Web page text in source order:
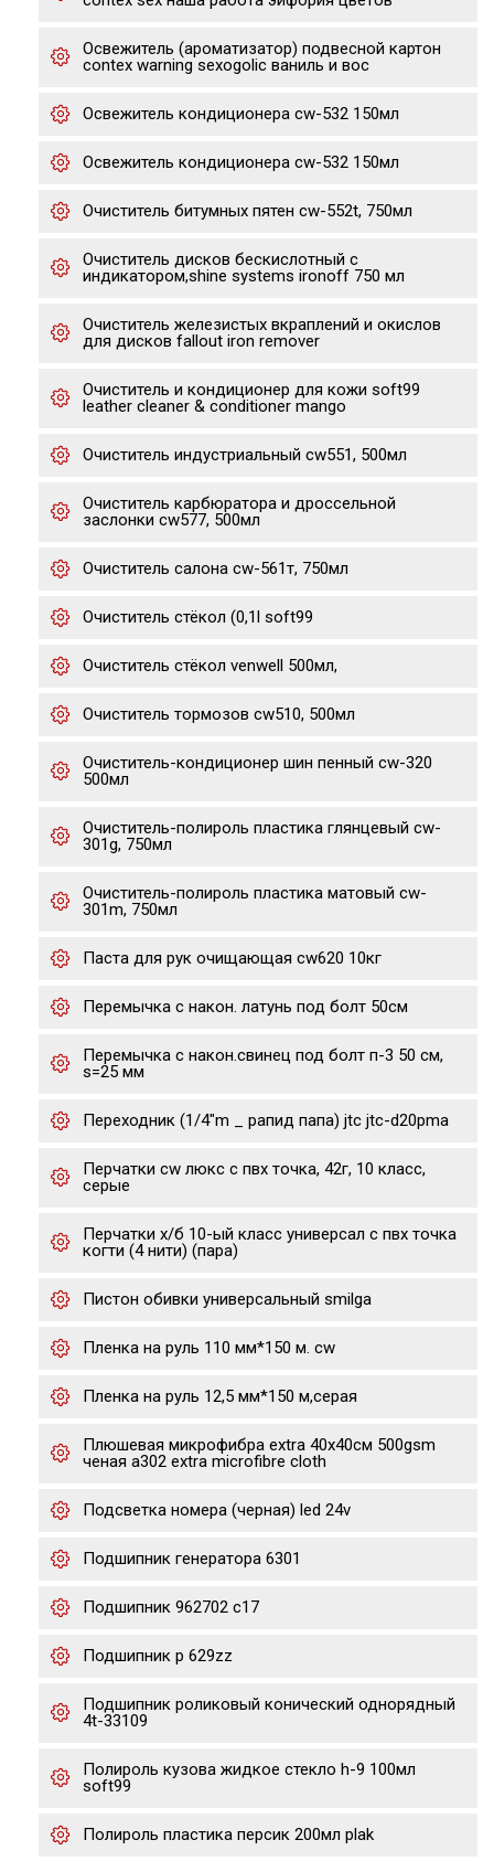
Освежитель (ароматизатор) подвесной картон
contex warning sexogolic ваниль и вос
Освежитель кондиционера cw-532 150мл
Освежитель кондиционера cw-532 150мл
Очиститель битумных пятен cw-552t, 750мл
Очиститель дисков бескислотный с
индикатором,shine systems ironoff 750 мл
Очиститель железистых вкраплений и окислов
для дисков fallout iron remover
Очиститель и кондиционер для кожи soft99
leather cleaner & conditioner mango
Очиститель индустриальный cw551, 500мл
Очиститель карбюратора и дроссельной
заслонки cw577, 500мл
Очиститель салона cw-561т, 750мл
Очиститель стёкол (0,1l soft99
Очиститель стёкол venwell 500мл,
Очиститель тормозов cw510, 500мл
Очиститель-кондиционер шин пенный cw-320
500мл
Очиститель-полироль пластика глянцевый cw-
301g, 750мл
Очиститель-полироль пластика матовый cw-
301m, 750мл
Паста для рук очищающая cw620 10кг
Перемычка с након. латунь под болт 50см
Перемычка с након.свинец под болт п-3 50 см,
s=25 мм
Переходник (1/4"m _ рапид папа) jtc jtc-d20pma
Перчатки cw люкс с пвх точка, 42г, 10 класс,
серые
Перчатки х/б 10-ый класс универсал с пвх точка
когти (4 нити) (пара)
Пистон обивки универсальный smilga
Пленка на руль 110 мм*150 м. сw
Пленка на руль 12,5 мм*150 м,серая
Плюшевая микрофибра extra 40x40см 500gsm
ченая a302 extra microfibre cloth
Подсветка номера (черная) led 24v
Подшипник генератора 6301
Подшипник 962702 с17
Подшипник р 629zz
Подшипник роликовый конический однорядный
4t-33109
Полироль кузова жидкое стекло h-9 100мл
soft99
Полироль пластика персик 200мл plak